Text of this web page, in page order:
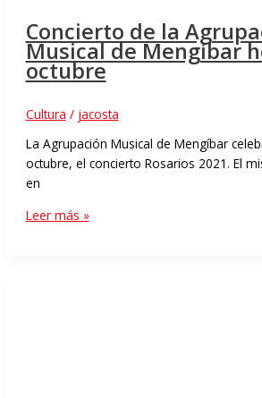
Concierto de la
Musical de Mengíbar
octubre
Cultura / jacosta
La Agrupación Musical de Mengíbar
octubre, el concierto Rosarios 2021. El
en
Leer más »